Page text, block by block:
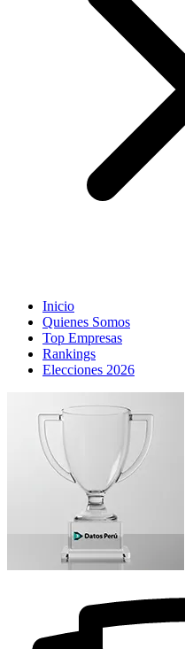
Inicio
Quienes Somos
Top Empresas
Rankings
Elecciones 2026